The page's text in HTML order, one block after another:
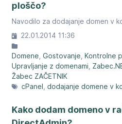
ploščo?
Navodilo za dodajanje domen v
22.01.2014 11:36
Domene Gostovanje Kontrolne
Upravljanje z domenami
Žabec ZAČETNIK
cPanel dodajanje domene v
Kako dodam domeno v